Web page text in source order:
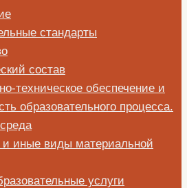
стандарты
состав
техническое обеспечение и
образовательного процесса.
иные виды материальной
услуги